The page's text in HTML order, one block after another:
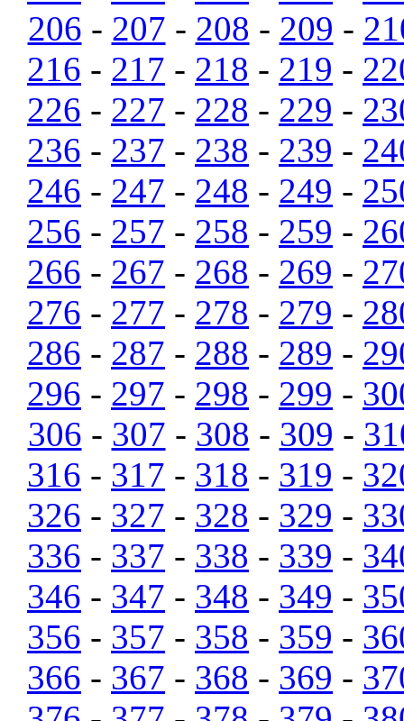
206 - 207 - 208 - 209 -
216 - 217 - 218 - 219 -
226 - 227 - 228 - 229 -
236 - 237 - 238 - 239 -
246 - 247 - 248 - 249 -
256 - 257 - 258 - 259 -
266 - 267 - 268 - 269 -
276 - 277 - 278 - 279 -
286 - 287 - 288 - 289 -
296 - 297 - 298 - 299 -
306 - 307 - 308 - 309 -
316 - 317 - 318 - 319 -
326 - 327 - 328 - 329 -
336 - 337 - 338 - 339 -
346 - 347 - 348 - 349 -
356 - 357 - 358 - 359 -
366 - 367 - 368 - 369 -